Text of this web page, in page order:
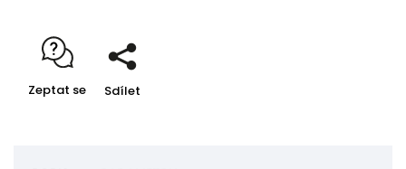
Zeptat se Sdílet